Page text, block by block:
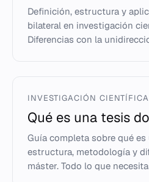
Definición, estructura y
bilateral en investigación
Diferencias con la
INVESTIGACIÓN CIENTÍFICA
Qué es una tesis
Guía completa sobre qué
estructura, metodología y
máster. Todo lo que